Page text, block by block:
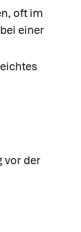
oft im
einer
vor der